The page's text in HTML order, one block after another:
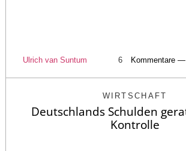
Ulrich van Suntum 6 Kommentare
WIRTSCHAFT
Deutschlands Schulden
Kontrolle